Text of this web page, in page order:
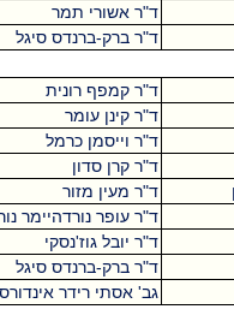
ד"ר אשורי תמר
ד"ר ברק-ברנדס סיגל
ד"ר קמפף רונית
ד"ר קינן עומר
ד"ר וייסמן כרמל
ד"ר קרן סדון
ד"ר מעין מזור
ד"ר עופר נורדהיימר נור
ד"ר יובל גוז'נסקי
ד"ר ברק-ברנדס סיגל
גב' אסתי רידר אינדורסקי